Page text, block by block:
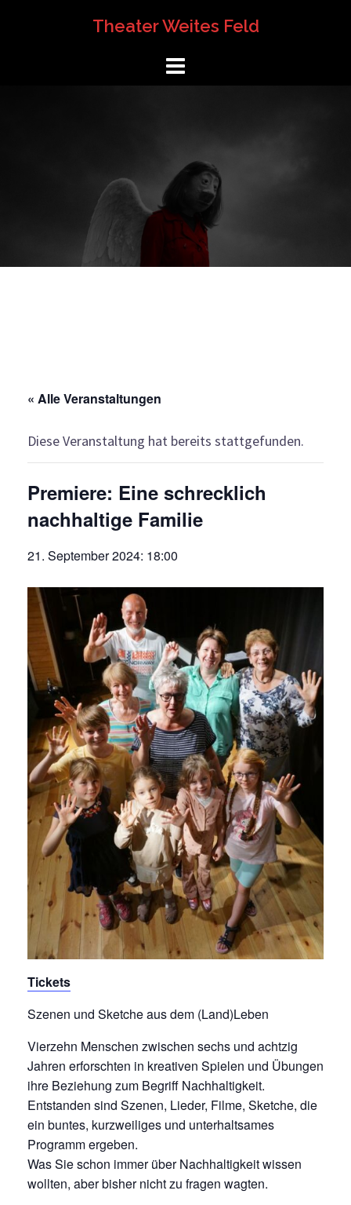
Theater Weites Feld
« Alle Veranstaltungen
Diese Veranstaltung hat bereits stattgefunden.
Premiere: Eine schrecklich
nachhaltige Familie
21. September 2024: 18:00
Tickets
Szenen und Sketche aus dem (Land)Leben
Vierzehn Menschen zwischen sechs und achtzig
Jahren erforschten in kreativen Spielen und Übungen
ihre Beziehung zum Begriff Nachhaltigkeit.
Entstanden sind Szenen, Lieder, Filme, Sketche, die
ein buntes, kurzweiliges und unterhaltsames
Programm ergeben.
Was Sie schon immer über Nachhaltigkeit wissen
wollten, aber bisher nicht zu fragen wagten.